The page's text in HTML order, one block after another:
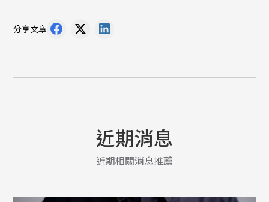
分享文章
近期消息
近期相關消息推薦